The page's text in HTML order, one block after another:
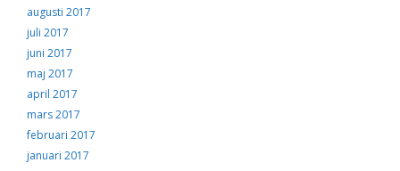
augusti 2017
juli 2017
juni 2017
maj 2017
april 2017
mars 2017
februari 2017
januari 2017